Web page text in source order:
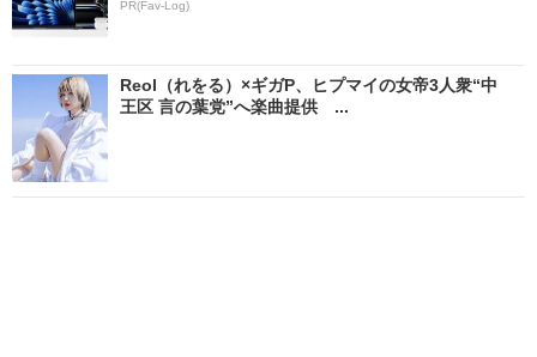
PR(Fav-Log)
Reol（れをる）×ギガP、ヒプマイの女帝3人衆“中
王区 言の葉党”へ楽曲提供 ...